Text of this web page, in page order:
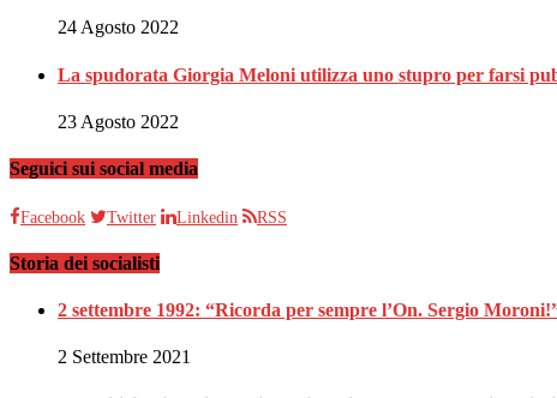
24 Agosto 2022
La spudorata Giorgia Meloni utilizza uno stupro per farsi
23 Agosto 2022
Seguici sui social media
Facebook Twitter Linkedin RSS
Storia dei socialisti
2 settembre 1992: “Ricorda per sempre l’On. Sergio
2 Settembre 2021